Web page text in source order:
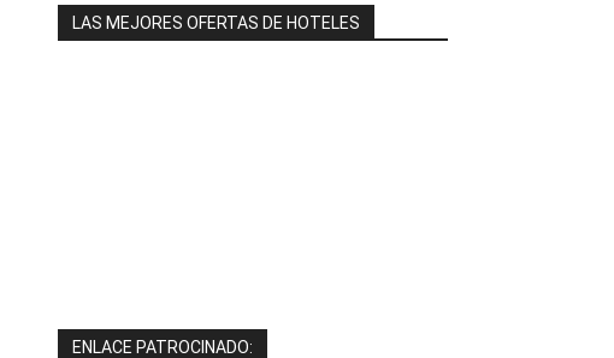
LAS MEJORES OFERTAS DE HOTELES
ENLACE PATROCINADO: